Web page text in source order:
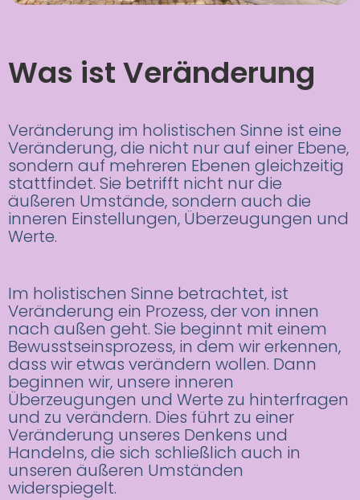
Was ist Veränderung
Veränderung im holistischen Sinne ist eine
Veränderung, die nicht nur auf einer Ebene,
sondern auf mehreren Ebenen gleichzeitig
stattfindet. Sie betrifft nicht nur die
äußeren Umstände, sondern auch die
inneren Einstellungen, Überzeugungen und
Werte.
Im holistischen Sinne betrachtet, ist
Veränderung ein Prozess, der von innen
nach außen geht. Sie beginnt mit einem
Bewusstseinsprozess, in dem wir erkennen,
dass wir etwas verändern wollen. Dann
beginnen wir, unsere inneren
Überzeugungen und Werte zu hinterfragen
und zu verändern. Dies führt zu einer
Veränderung unseres Denkens und
Handelns, die sich schließlich auch in
unseren äußeren Umständen
widerspiegelt.